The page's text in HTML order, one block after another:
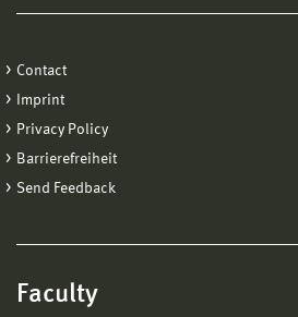
Contact
Imprint
Privacy Policy
Barrierefreiheit
Send Feedback
Faculty